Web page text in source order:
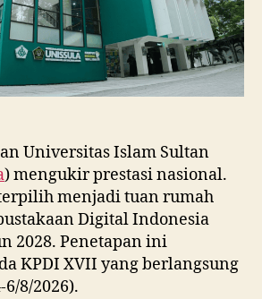
Universitas Islam Sultan
) mengukir prestasi nasional.
menjadi tuan rumah
Digital Indonesia
2028. Penetapan ini
KPDI XVII yang berlangsung
8/2026).